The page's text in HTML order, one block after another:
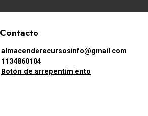
Contacto
almacenderecursosinfo@gmail.com
1134860104
Botón de arrepentimiento